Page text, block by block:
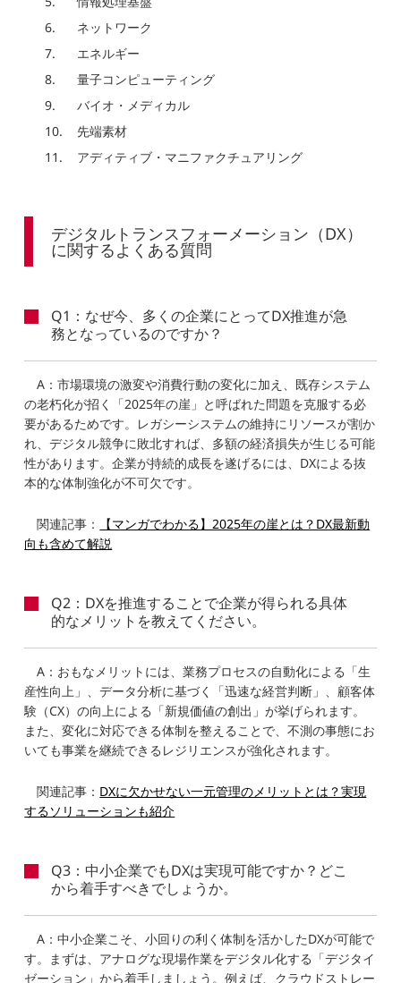
ネットワーク
エネルギー
量子コンピューティング
バイオ・メディカル
先端素材
アディティブ・マニファクチュアリング
デジタルトランスフォーメーション（DX）
に関するよくある質問
Q1：なぜ今、多くの企業にとってDX推進が急
務となっているのですか？
A：市場環境の激変や消費行動の変化に加え、既存システム
の老朽化が招く「2025年の崖」と呼ばれた問題を克服する必
要があるためです。レガシーシステムの維持にリソースが割か
れ、デジタル競争に敗北すれば、多額の経済損失が生じる可能
性があります。企業が持続的成長を遂げるには、DXによる抜
本的な体制強化が不可欠です。
関連記事：
【マンガでわかる】2025年の崖とは？DX最新動
向も含めて解説
Q2：DXを推進することで企業が得られる具体
的なメリットを教えてください。
A：おもなメリットには、業務プロセスの自動化による「生
産性向上」、データ分析に基づく「迅速な経営判断」、顧客体
験（CX）の向上による「新規価値の創出」が挙げられます。
また、変化に対応できる体制を整えることで、不測の事態にお
いても事業を継続できるレジリエンスが強化されます。
関連記事： DXに欠かせない一元管理のメリットとは？実現
するソリューションも紹介
Q3：中小企業でもDXは実現可能ですか？どこ
から着手すべきでしょうか。
A：中小企業こそ、小回りの利く体制を活かしたDXが可能で
す。まずは、アナログな現場作業をデジタル化する「デジタイ
ゼーション」から着手しましょう。例えば、クラウドストレー